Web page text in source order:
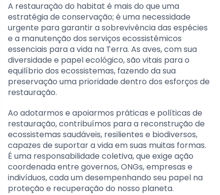
A restauração do habitat é mais do que uma
estratégia de conservação; é uma necessidade
urgente para garantir a sobrevivência das espécies
e a manutenção dos serviços ecossistêmicos
essenciais para a vida na Terra. As aves, com sua
diversidade e papel ecológico, são vitais para o
equilíbrio dos ecossistemas, fazendo da sua
preservação uma prioridade dentro dos esforços de
restauração.
Ao adotarmos e apoiarmos práticas e políticas de
restauração, contribuímos para a reconstrução de
ecossistemas saudáveis, resilientes e biodiversos,
capazes de suportar a vida em suas muitas formas.
É uma responsabilidade coletiva, que exige ação
coordenada entre governos, ONGs, empresas e
indivíduos, cada um desempenhando seu papel na
proteção e recuperação do nosso planeta.